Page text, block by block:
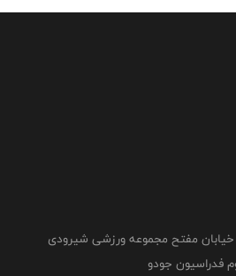
خیابان مفتح مجموعه ورزشی شیرودی